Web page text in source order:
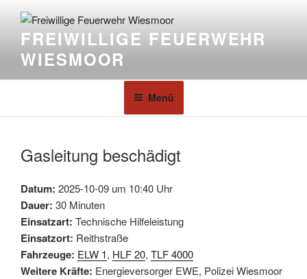
FREIWILLIGE FEUERWEHR
WIESMOOR
Menü
Gasleitung beschädigt
Datum: 2025-10-09 um 10:40 Uhr
Dauer: 30 Minuten
Einsatzart: Technische Hilfeleistung
Einsatzort: Reithstraße
Fahrzeuge: ELW 1, HLF 20, TLF 4000
Weitere Kräfte: Energieversorger EWE, Polizei Wiesmoor